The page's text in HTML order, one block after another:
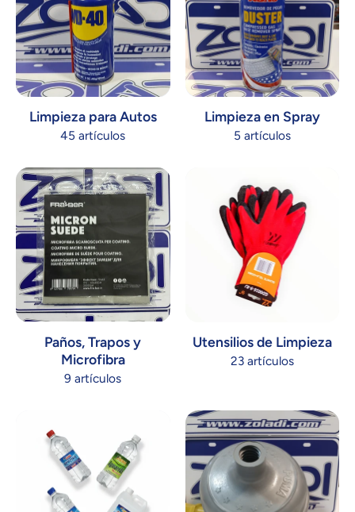
Limpieza para Autos
45 artículos
Limpieza en Spray
5 artículos
Paños, Trapos y
Microfibra
9 artículos
Utensilios de Limpieza
23 artículos